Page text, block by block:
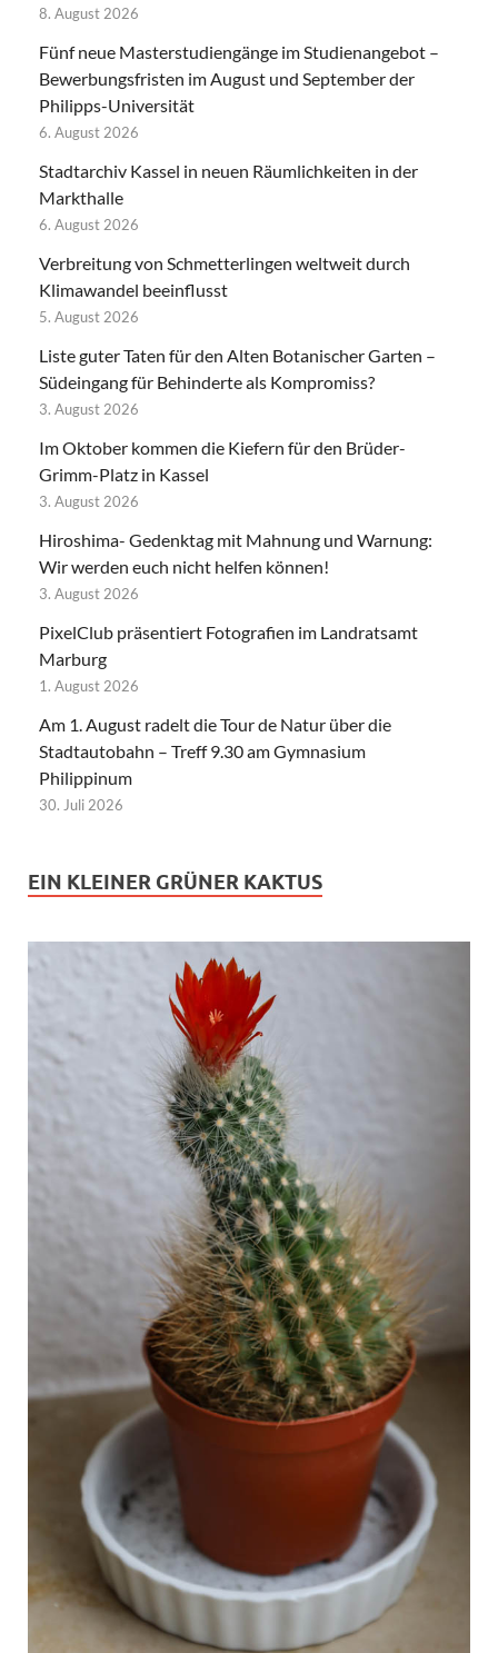
8. August 2026
Fünf neue Masterstudiengänge im Studienangebot –
Bewerbungsfristen im August und September der
Philipps-Universität
6. August 2026
Stadtarchiv Kassel in neuen Räumlichkeiten in der
Markthalle
6. August 2026
Verbreitung von Schmetterlingen weltweit durch
Klimawandel beeinflusst
5. August 2026
Liste guter Taten für den Alten Botanischer Garten –
Südeingang für Behinderte als Kompromiss?
3. August 2026
Im Oktober kommen die Kiefern für den Brüder-
Grimm-Platz in Kassel
3. August 2026
Hiroshima- Gedenktag mit Mahnung und Warnung:
Wir werden euch nicht helfen können!
3. August 2026
PixelClub präsentiert Fotografien im Landratsamt
Marburg
1. August 2026
Am 1. August radelt die Tour de Natur über die
Stadtautobahn – Treff 9.30 am Gymnasium
Philippinum
30. Juli 2026
EIN KLEINER GRÜNER KAKTUS